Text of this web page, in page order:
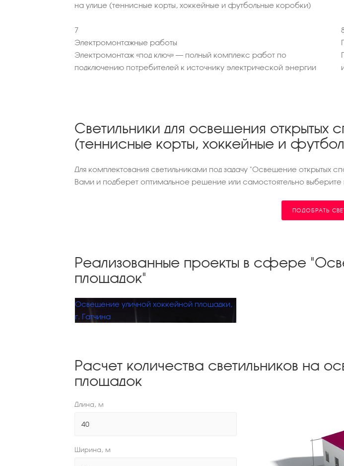
на улице (теннисные корты, хоккейные и футбольные коробки)
7
Электромонтажные работы
Электромонтаж «под ключ» – полный комплекс работ по
подключению потребителей к источнику электрической энергии
Светильники для освещения открытых
(теннисные корты, хоккейные и
Для комплектования светильниками под задачу "Освещение открытых
Вами и подберет оптимальное решение или самостоятельно выберите
ПОДОБРАТЬ
Реализованные проекты в сфере
площадок"
Освещение уличной хоккейной площадки,
г. Гатчина
Расчет количества светильников на
площадок
Длина, м
Ширина, м